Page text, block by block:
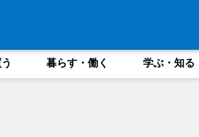
暮らす・働く 学ぶ・知る